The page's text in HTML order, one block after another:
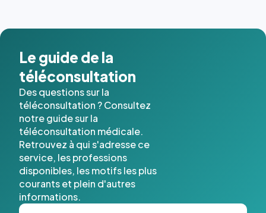
Le guide de la
téléconsultation
Des questions sur la
téléconsultation ? Consultez
notre guide sur la
téléconsultation médicale.
Retrouvez à qui s'adresse ce
service, les professions
disponibles, les motifs les plus
courants et plein d'autres
informations.